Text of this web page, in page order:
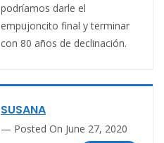
podríamos darle el
empujoncito final y terminar
con 80 años de declinación.
SUSANA
Posted On June 27, 2020